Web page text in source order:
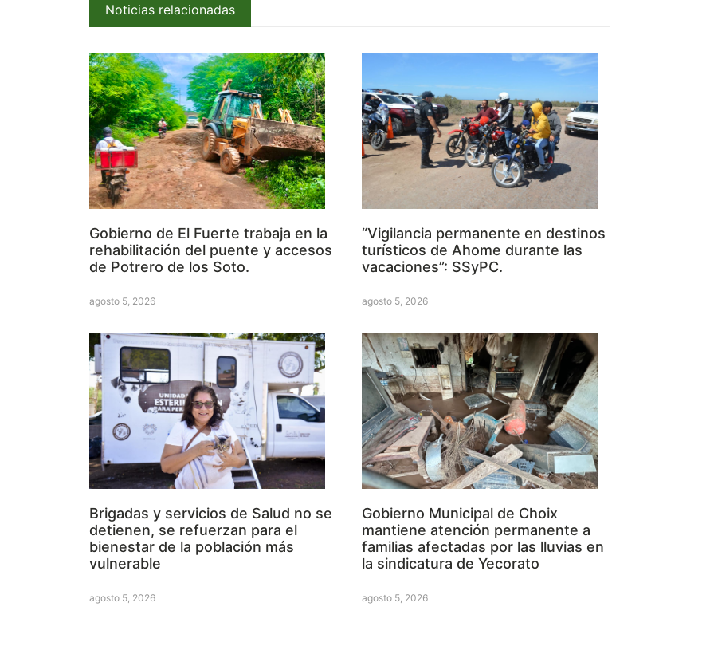
Noticias relacionadas
Gobierno de El Fuerte trabaja en la
rehabilitación del puente y accesos
de Potrero de los Soto.
agosto 5, 2026
“Vigilancia permanente en destinos
turísticos de Ahome durante las
vacaciones”: SSyPC.
agosto 5, 2026
Brigadas y servicios de Salud no se
detienen, se refuerzan para el
bienestar de la población más
vulnerable
agosto 5, 2026
Gobierno Municipal de Choix
mantiene atención permanente a
familias afectadas por las lluvias en
la sindicatura de Yecorato
agosto 5, 2026